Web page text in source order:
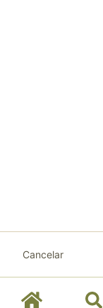
Cancelar